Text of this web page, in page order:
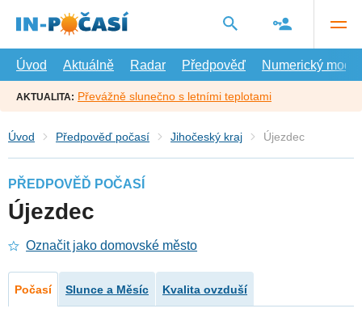
hlavní
Úvod
Aktuálně Radar Předpověď Numerický model
AKTUALITA: Převážně slunečno s letními teplotami
Úvod Předpověď počasí Jihočeský kraj Újezdec
PŘEDPOVĚĎ POČASÍ
Újezdec
Označit jako domovské město
Počasí Slunce a Měsíc Kvalita ovzduší